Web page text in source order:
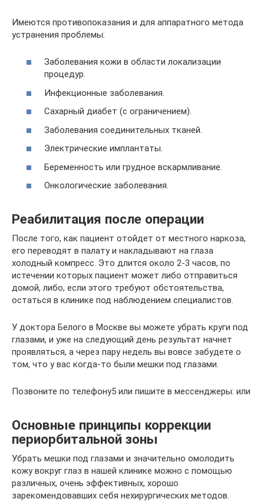
Имеются противопоказания и для аппаратного метода
устранения проблемы:
Заболевания кожи в области локализации
процедур.
Инфекционные заболевания.
Сахарный диабет (с ограничением).
Заболевания соединительных тканей.
Электрические имплантаты.
Беременность или грудное вскармливание.
Онкологические заболевания.
Реабилитация после операции
После того, как пациент отойдет от местного наркоза,
его переводят в палату и накладывают на глаза
холодный компресс. Это длится около 2-3 часов, по
истечении которых пациент может либо отправиться
домой, либо, если этого требуют обстоятельства,
остаться в клинике под наблюдением специалистов.
У доктора Белого в Москве вы можете убрать круги под
глазами, и уже на следующий день результат начнет
проявляться, а через пару недель вы вовсе забудете о
том, что у вас когда-то были мешки под глазами.
Позвоните по телефону5 или пишите в мессенджеры: или
Основные принципы коррекции
периорбитальной зоны
Убрать мешки под глазами и значительно омолодить
кожу вокруг глаз в нашей клинике можно с помощью
различных, очень эффективных, хорошо
зарекомендовавших себя нехирургических методов.